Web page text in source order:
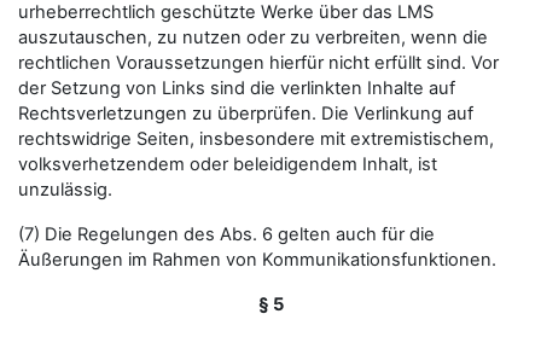
urheberrechtlich geschützte Werke über das LMS
auszutauschen, zu nutzen oder zu verbreiten, wenn die
rechtlichen Voraussetzungen hierfür nicht erfüllt sind. Vor
der Setzung von Links sind die verlinkten Inhalte auf
Rechtsverletzungen zu überprüfen. Die Verlinkung auf
rechtswidrige Seiten, insbesondere mit extremistischem,
volksverhetzendem oder beleidigendem Inhalt, ist
unzulässig.
(7) Die Regelungen des Abs. 6 gelten auch für die
Äußerungen im Rahmen von Kommunikationsfunktionen.
§ 5